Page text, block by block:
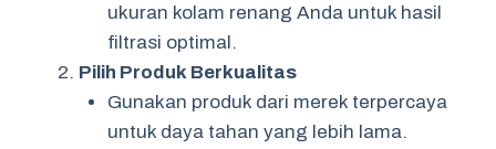
ukuran kolam renang Anda untuk hasil
filtrasi optimal.
Pilih Produk Berkualitas
Gunakan produk dari merek terpercaya
untuk daya tahan yang lebih lama.